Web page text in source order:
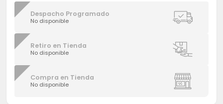
Despacho Programado
No disponible
Retiro en Tienda
No disponible
Compra en Tienda
No disponible